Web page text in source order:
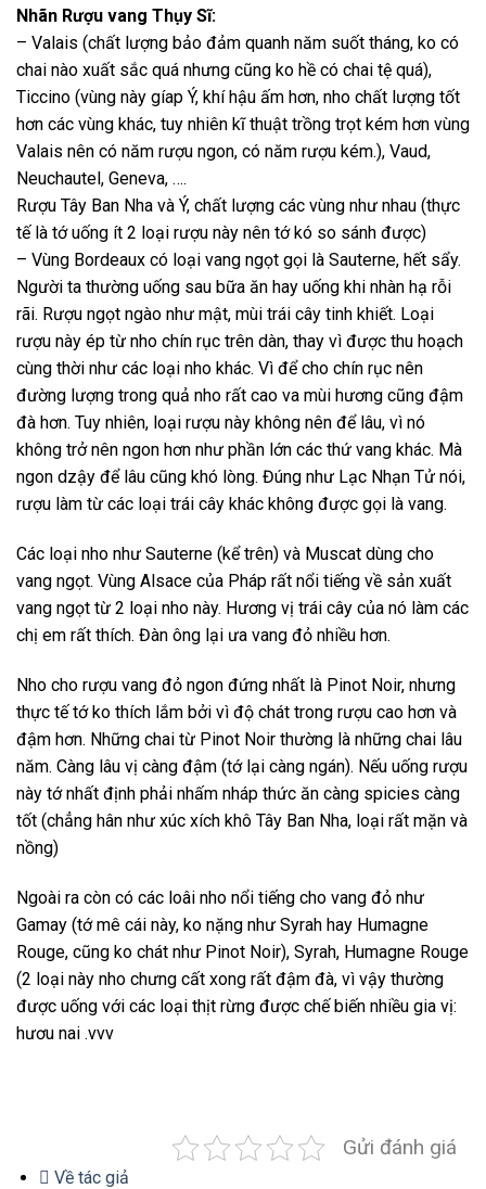
Nhãn Rượu vang Thụy Sĩ:
– Valais (chất lượng bảo đảm quanh năm suốt tháng, ko có
chai nào xuất sắc quá nhưng cũng ko hề có chai tệ quá),
Ticcino (vùng này gíap Ý, khí hậu ấm hơn, nho chất lượng tốt
hơn các vùng khác, tuy nhiên kĩ thuật trồng trọt kém hơn vùng
Valais nên có năm rượu ngon, có năm rượu kém.), Vaud,
Neuchautel, Geneva, ….
Rượu Tây Ban Nha và Ý, chất lượng các vùng như nhau (thực
tế là tớ uống ít 2 loại rượu này nên tớ kó so sánh được)
– Vùng Bordeaux có loại vang ngọt gọi là Sauterne, hết sẩy.
Người ta thường uống sau bữa ăn hay uống khi nhàn hạ rỗi
rãi. Rượu ngọt ngào như mật, mùi trái cây tinh khiết. Loại
rượu này ép từ nho chín rục trên dàn, thay vì được thu hoạch
cùng thời như các loại nho khác. Vì để cho chín rục nên
đường lượng trong quả nho rất cao va mùi hương cũng đậm
đà hơn. Tuy nhiên, loại rượu này không nên để lâu, vì nó
không trở nên ngon hơn như phần lớn các thứ vang khác. Mà
ngon dzậy để lâu cũng khó lòng. Đúng như Lạc Nhạn Tử nói,
rượu làm từ các loại trái cây khác không được gọi là vang.
Các loại nho như Sauterne (kể trên) và Muscat dùng cho
vang ngọt. Vùng Alsace của Pháp rất nổi tiếng về sản xuất
vang ngọt từ 2 loại nho này. Hương vị trái cây của nó làm các
chị em rất thích. Đàn ông lại ưa vang đỏ nhiều hơn.
Nho cho rượu vang đỏ ngon đứng nhất là Pinot Noir, nhưng
thực tế tớ ko thích lắm bởi vì độ chát trong rượu cao hơn và
đậm hơn. Những chai từ Pinot Noir thường là những chai lâu
năm. Càng lâu vị càng đậm (tớ lại càng ngán). Nếu uống rượu
này tớ nhất định phải nhấm nháp thức ăn càng spicies càng
tốt (chẳng hân như xúc xích khô Tây Ban Nha, loại rất mặn và
nồng)
Ngoài ra còn có các loâi nho nổi tiếng cho vang đỏ như
Gamay (tớ mê cái này, ko nặng như Syrah hay Humagne
Rouge, cũng ko chát như Pinot Noir), Syrah, Humagne Rouge
(2 loại này nho chưng cất xong rất đậm đà, vì vậy thường
được uống với các loại thịt rừng được chế biến nhiều gia vị:
hươu nai .vvv
Gửi đánh giá
Về tác giả